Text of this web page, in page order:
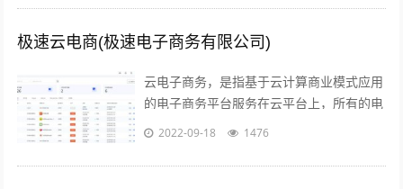
极速云电商(极速电子商务有限公司)
云电子商务，是指基于云计算商业模式应用
的电子商务平台服务在云平台上，所有的电
子商务供应商，代理商，策划服务商，制作
2022-09-18 1476